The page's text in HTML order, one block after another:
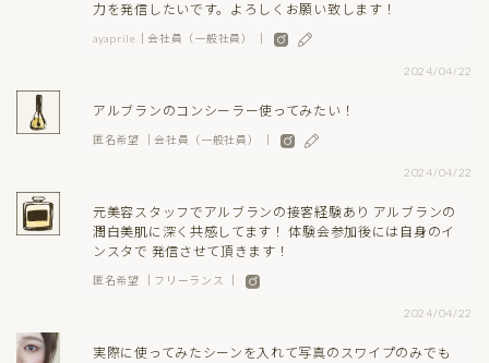
力を発信したいです。よろしくお願い致します！
ayaprile｜会社員（一般社員） ｜
2024/04/22
アルブランのコンシーラー使ってみたい！
匿名希望 ｜会社員（一般社員） ｜
2024/04/22
元美容スタッフでアルブランの接客経験あり アルブランの
潤白美肌に深く共感してます！ 体験会参加後には自身のイ
ンスタで 発信させて頂きます！
匿名希望 ｜フリーランス ｜
2024/04/22
実際に使ってみたシーンを入れて写真のスワイプのみでも